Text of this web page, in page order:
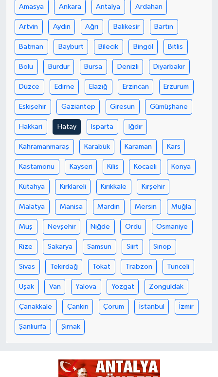
Amasya Ankara Antalya Ardahan
Artvin Aydın Ağrı Balıkesir Bartın
Batman Bayburt Bilecik Bingöl Bitlis
Bolu Burdur Bursa Denizli Diyarbakır
Düzce Edirne Elazığ Erzincan Erzurum
Eskişehir Gaziantep Giresun Gümüşhane
Hakkari Hatay Isparta Iğdır
Kahramanmaraş Karabük Karaman Kars
Kastamonu Kayseri Kilis Kocaeli Konya
Kütahya Kırklareli Kırıkkale Kırşehir
Malatya Manisa Mardin Mersin Muğla
Muş Nevşehir Niğde Ordu Osmaniye
Rize Sakarya Samsun Siirt Sinop
Sivas Tekirdağ Tokat Trabzon Tunceli
Uşak Van Yalova Yozgat Zonguldak
Çanakkale Çankırı Çorum İstanbul İzmir
Şanlıurfa Şırnak